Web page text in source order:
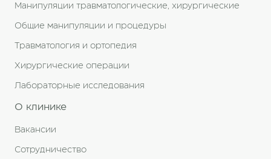
О клинике
Вакансии
Сотрудничество
Манипуляции травматологические, хирургические
Общие манипуляции и процедуры
Травматология и ортопедия
Хирургические операции
Лабораторные исследования